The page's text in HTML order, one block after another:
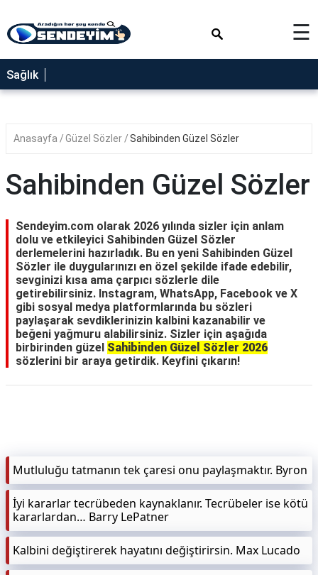
SAĞLIK
NEDİR
YEMEK
RÜYA
GEZİLECEK
YERLER
BLOG
☰
Sağlık
Anasayfa Güzel Sözler Sahibinden Güzel Sözler
Sahibinden Güzel Sözler
Sendeyim.com olarak 2026 yılında sizler için anlam
dolu ve etkileyici Sahibinden Güzel Sözler
derlemelerini hazırladık. Bu en yeni Sahibinden Güzel
Sözler ile duygularınızı en özel şekilde ifade edebilir,
sevginizi kısa ama çarpıcı sözlerle dile
getirebilirsiniz. Instagram, WhatsApp, Facebook ve X
gibi sosyal medya platformlarında bu sözleri
paylaşarak sevdiklerinizin kalbini kazanabilir ve
beğeni yağmuru alabilirsiniz. Sizler için aşağıda
birbirinden güzel Sahibinden Güzel Sözler 2026
sözlerini bir araya getirdik. Keyfini çıkarın!
Mutluluğu tatmanın tek çaresi onu paylaşmaktır. Byron
İyi kararlar tecrübeden kaynaklanır. Tecrübeler ise kötü
kararlardan… Barry LePatner
Kalbini değiştirerek hayatını değiştirirsin. Max Lucado